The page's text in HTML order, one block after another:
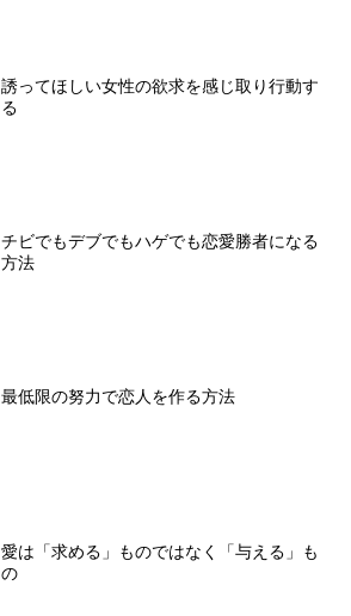
誘ってほしい女性の欲求を感じ取り行動す
る
チビでもデブでもハゲでも恋愛勝者になる
方法
最低限の努力で恋人を作る方法
愛は「求める」ものではなく「与える」も
の